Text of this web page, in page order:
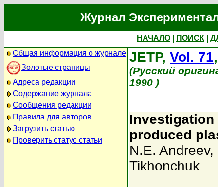
Журнал
НАЧАЛО ПОИСК
Общая информация о журнале
Золотые страницы
Адреса редакции
Содержание журнала
Сообщения редакции
Правила для авторов
Загрузить статью
Проверить статус статьи
JETP, Vol. 71
(Русский
1990 )
produced
N.E. Andreev,
Tikhonchuk